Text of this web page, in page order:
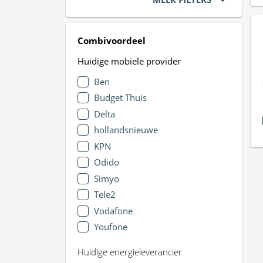
Combivoordeel
Huidige mobiele provider
Ben
Budget Thuis
Delta
hollandsnieuwe
KPN
Odido
Simyo
Tele2
Vodafone
Youfone
Huidige energieleverancier